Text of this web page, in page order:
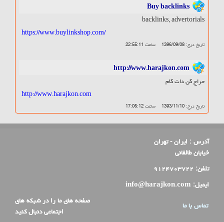
Buy backlinks
backlinks, advertorials
https://www.buylinkshop.com/
تاریخ درج: 1396/09/08 ساعت 22:55:11
http://www.harajkon.com
حراج کن دات کام
http://www.harajkon.com
تاریخ درج: 1393/11/10 ساعت17:05:12
آدرس : ایران - تهران
خیابان طالقانی
تلفن: ۹۱۲۴۷۰۳۷۲۲
ایمیل: info@harajkon.com
تماس با ما
صفحه های ما را در شبکه های
اجتماعی دنبال کنید